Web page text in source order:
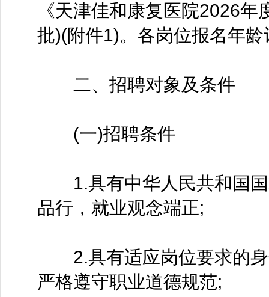
《天津佳和康复医院2026
批)(附件1)。各岗位报名年
二、招聘对象及条件
(一)招聘条件
1.具有中华人民共和国国
品行，就业观念端正;
2.具有适应岗位要求的身
严格遵守职业道德规范;